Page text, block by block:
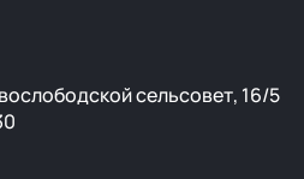
сельсовет, 16/5